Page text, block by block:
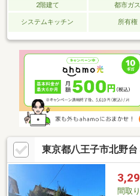
2階建て 都市ガス
システムキッチン 所有権
東京都八王子市北野
間取り